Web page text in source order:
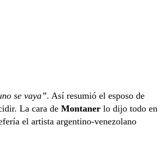
se vaya”. Así resumió el esposo de
La cara de Montaner lo dijo todo en
el artista argentino-venezolano